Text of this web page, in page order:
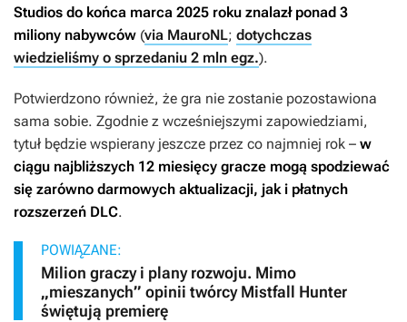
Studios do końca marca 2025 roku znalazł ponad 3
miliony nabywców (via MauroNL; dotychczas
wiedzieliśmy o sprzedaniu 2 mln egz.).
Potwierdzono również, że gra nie zostanie pozostawiona
sama sobie. Zgodnie z wcześniejszymi zapowiedziami,
tytuł będzie wspierany jeszcze przez co najmniej rok – w
ciągu najbliższych 12 miesięcy gracze mogą spodziewać
się zarówno darmowych aktualizacji, jak i płatnych
rozszerzeń DLC.
POWIĄZANE:
Milion graczy i plany rozwoju. Mimo
„mieszanych” opinii twórcy Mistfall Hunter
świętują premierę